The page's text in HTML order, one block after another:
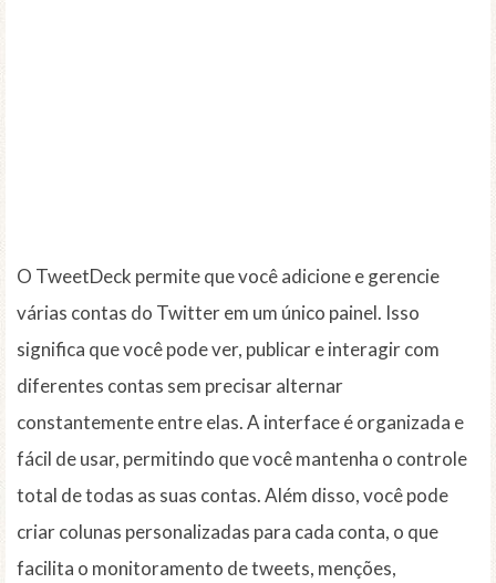
O TweetDeck permite que você adicione e gerencie
várias contas do Twitter em um único painel. Isso
significa que você pode ver, publicar e interagir com
diferentes contas sem precisar alternar
constantemente entre elas. A interface é organizada e
fácil de usar, permitindo que você mantenha o controle
total de todas as suas contas. Além disso, você pode
criar colunas personalizadas para cada conta, o que
facilita o monitoramento de tweets, menções,